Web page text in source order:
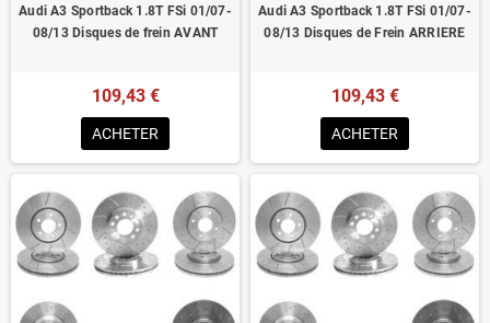
Audi A3 Sportback 1.8T FSi 01/07-
08/13 Disques de frein AVANT
109,43 €
ACHETER
Audi A3 Sportback 1.8T FSi 01/07-
08/13 Disques de Frein ARRIERE
109,43 €
ACHETER